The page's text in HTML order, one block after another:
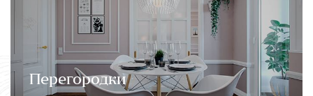
Перегородки